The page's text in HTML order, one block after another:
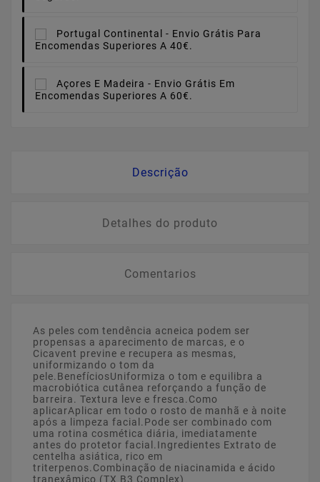
Portugal Continental - Envio Grátis Para
Encomendas Superiores A 40€.
Açores E Madeira - Envio Grátis Em
Encomendas Superiores A 60€.
Descrição
Detalhes do produto
Comentarios
As peles com tendência acneica podem ser
propensas a aparecimento de marcas, e o
Cicavent previne e recupera as mesmas,
uniformizando o tom da
pele.BenefíciosUniformiza o tom e equilibra a
macrobiótica cutânea reforçando a função de
barreira. Textura leve e fresca.Como
aplicarAplicar em todo o rosto de manhã e à noite
após a limpeza facial.Pode ser combinado com
uma rotina cosmética diária, imediatamente
antes do protetor facial.Ingredientes Extrato de
centelha asiática, rico em
triterpenos.Combinação de niacinamida e ácido
tranexâmico (TX B3 Complex)